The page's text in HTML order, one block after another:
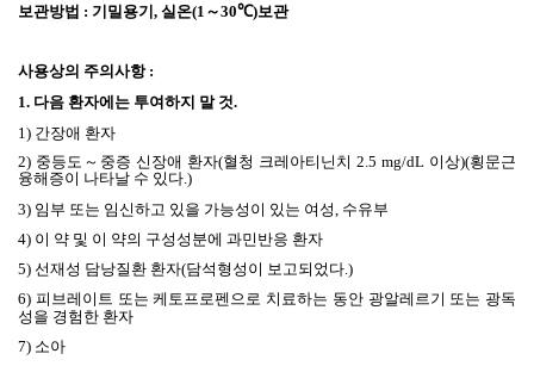
보관방법 : 기밀용기, 실온(1 ～30℃)보관
사용상의 주의사항:
1. 다음 환자에는 투여하지 말 것.
1) 간장애 환자
2) 중등도～중증 신장애 환자(혈청 크레아티닌치 2.5 mg/dL 이상)(횡문근
융해증이 나타날 수 있다.)
3) 임부 또는 임신하고 있을 가능성이 있는 여성 수유부
4) 이 약 및 이 약의 구성성분에 과민반응 환자
5) 선재성 담낭질환 환자(담석형성이 보고되었다.)
6) 피브레이트 또는 케토프로펜으로 치료하는 동안 광알레르기 또는 광독
성을 경험한 환자
7) 소아